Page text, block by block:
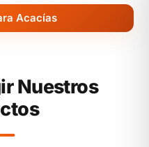
Acacías
Nuestros